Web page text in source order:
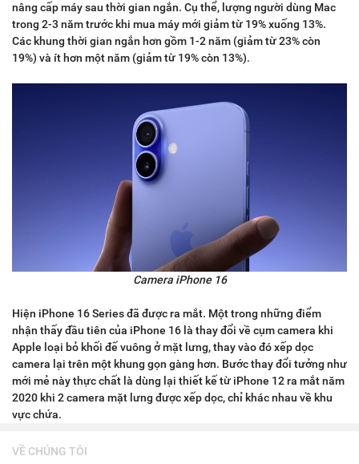
nâng cấp máy sau thời gian ngắn. Cụ thể, lượng người dùng Mac
trong 2-3 năm trước khi mua máy mới giảm từ 19% xuống 13%.
Các khung thời gian ngắn hơn gồm 1-2 năm (giảm từ 23% còn
19%) và ít hơn một năm (giảm từ 19% còn 13%).
Camera iPhone 16
Hiện iPhone 16 Series đã được ra mắt. Một trong những điểm
nhận thấy đầu tiên của iPhone 16 là thay đổi về cụm camera khi
Apple loại bỏ khối đế vuông ở mặt lưng, thay vào đó xếp dọc
camera lại trên một khung gọn gàng hơn. Bước thay đổi tưởng như
mới mẻ này thực chất là dùng lại thiết kế từ iPhone 12 ra mắt năm
2020 khi 2 camera mặt lưng được xếp dọc, chỉ khác nhau về khu
vực chứa.
VỀ CHÚNG TÔI